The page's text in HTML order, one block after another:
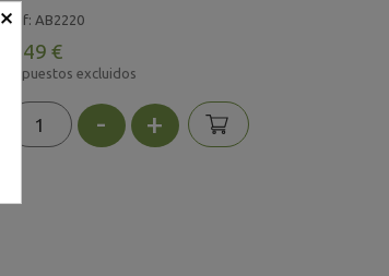
Ref: AB2220
6,49 €
Impuestos excluidos
- +
×